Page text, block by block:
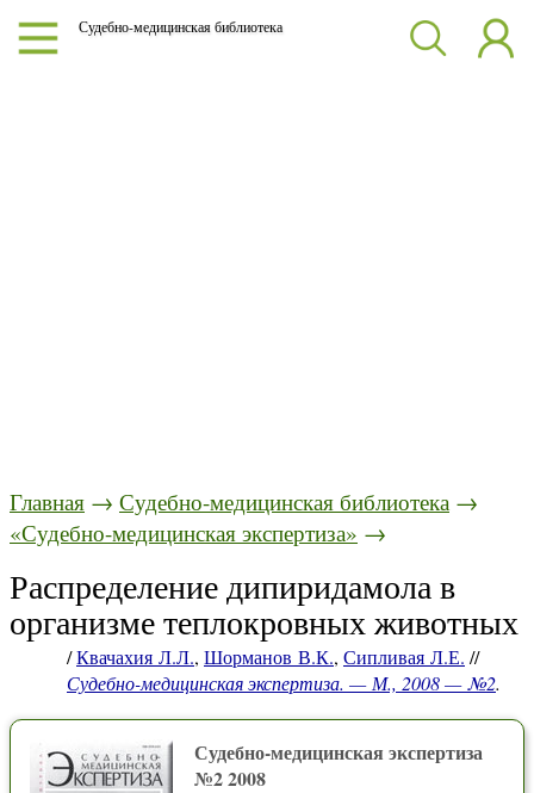
Судебно-медицинская библиотека
Главная → Судебно-медицинская библиотека →
«Судебно-медицинская экспертиза» →
Распределение дипиридамола в
организме теплокровных животных
/Квачахия Л.Л., Шорманов В.К., Сипливая Л.Е. //
Судебно-медицинская экспертиза. — М., 2008 — №2.
Судебно-медицинская экспертиза
№2 2008